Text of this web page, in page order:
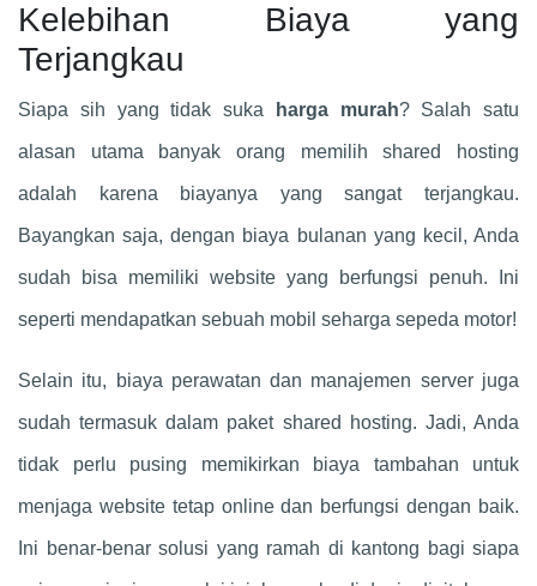
Kelebihan Biaya yang
Terjangkau
Siapa sih yang tidak suka harga murah? Salah satu
alasan utama banyak orang memilih shared hosting
adalah karena biayanya yang sangat terjangkau.
Bayangkan saja, dengan biaya bulanan yang kecil, Anda
sudah bisa memiliki website yang berfungsi penuh. Ini
seperti mendapatkan sebuah mobil seharga sepeda motor!
Selain itu, biaya perawatan dan manajemen server juga
sudah termasuk dalam paket shared hosting. Jadi, Anda
tidak perlu pusing memikirkan biaya tambahan untuk
menjaga website tetap online dan berfungsi dengan baik.
Ini benar-benar solusi yang ramah di kantong bagi siapa